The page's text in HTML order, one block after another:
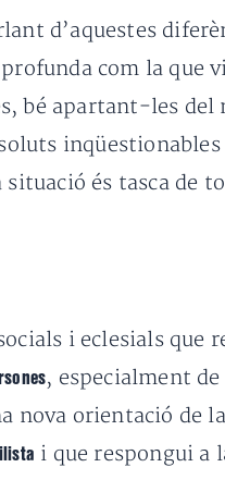
d’aquestes
com la que
bé apartant-les
situació és tasca de
i eclesials que
, especialment
nova orientació
i que respongui a